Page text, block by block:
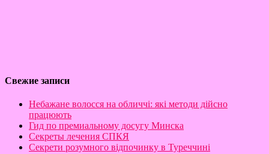
Свежие записи
Небажане волосся на обличчі: які методи дійсно
працюють
Гид по премиальному досугу Минска
Секреты лечения СПКЯ
Секрети розумного відпочинку в Туреччині